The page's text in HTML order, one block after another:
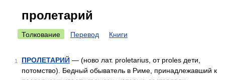
пролетарий
Толкование Перевод Книги
1 ПРОЛЕТАРИЙ — (ново лат. proletarius, от proles дети,
потомство). Бедный обыватель в Риме, принадлежавший к